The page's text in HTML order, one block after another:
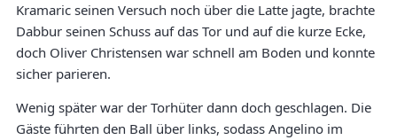
Kramaric seinen Versuch noch über die Latte jagte, brachte
Dabbur seinen Schuss auf das Tor und auf die kurze Ecke,
doch Oliver Christensen war schnell am Boden und konnte
sicher parieren.
Wenig später war der Torhüter dann doch geschlagen. Die
Gäste führten den Ball über links, sodass Angelino im